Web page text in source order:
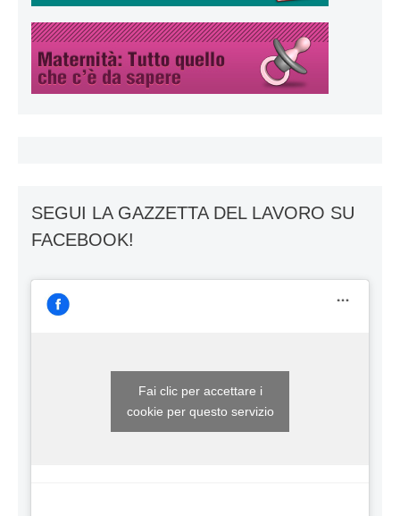
SEGUI LA GAZZETTA DEL LAVORO SU
FACEBOOK!
Fai clic per accettare i
cookie per questo servizio